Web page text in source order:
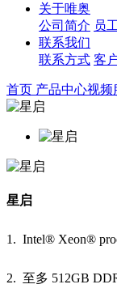
关于唯奥
公司简介 员
联系我们
联系方式 客
首页 产品中心视频
星启
1. Intel® Xeon®
2. 至多 512GB